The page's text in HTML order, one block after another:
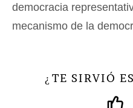
democracia
mecanismo de la
¿ TE SIRVIÓ